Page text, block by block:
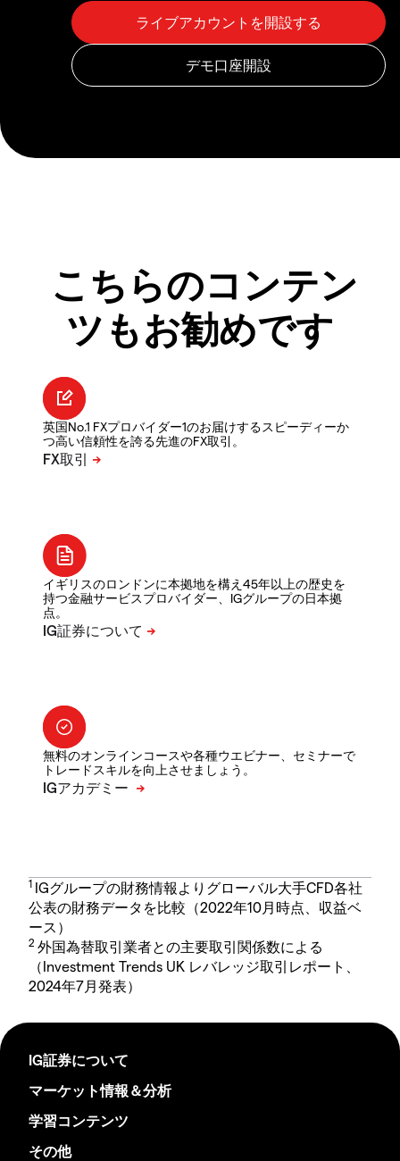
こちらのコンテン
ツもお勧めです
英国No.1 FXプロバイダー1のお届けするスピーディーか
つ高い信頼性を誇る先進のFX取引。
イギリスのロンドンに本拠地を構え45年以上の歴史を
持つ金融サービスプロバイダー、IGグループの日本拠
点。
無料のオンラインコースや各種ウエビナー、セミナーで
トレードスキルを向上させましょう。
1 IGグループの財務情報よりグローバル大手CFD各社
公表の財務データを比較（2022年10月時点、収益ベ
ース）
2 外国為替取引業者との主要取引関係数による
（Investment Trends UK レバレッジ取引レポート、
2024年7月発表）
IG証券について
マーケット情報＆分析
学習コンテンツ
その他